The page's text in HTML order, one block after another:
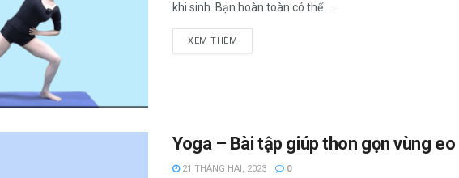
khi sinh. Bạn hoàn toàn có thể ...
XEM THÊM
Yoga – Bài tập giúp thon gọn vùng eo
21 THÁNG HAI, 2023 0